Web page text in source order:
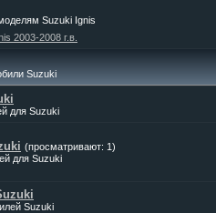
Suzuki Ignis
2003-2008 г.в.
Suzuki
для Suzuki
(просматривают: 1)
для Suzuki
Suzuki